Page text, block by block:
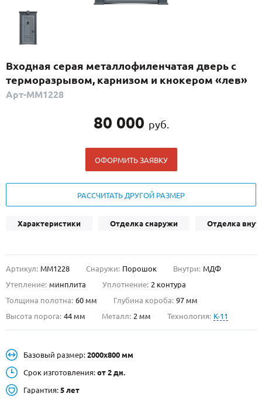
(29)
ПО НАЗНАЧЕНИЮ
ПО КОНСТРУКЦИИ
О НАС
Металлические двери от производителя с доставкой и установкой в
Москве и МО
НАЙТИ:
Входная серая металлофиленчатая дверь с
терморазрывом, карнизом и кнокером «лев»
Арт-ММ1228
80 000 руб.
ОФОРМИТЬ ЗАЯВКУ
РАССЧИТАТЬ ДРУГОЙ РАЗМЕР
Характеристики Отделка снаружи Отделка
Артикул: ММ1228 Снаружи: Порошок Внутри: МДФ
Утепление: минплита Уплотнение: 2 контура
Толщина полотна: 60 мм Глубина короба: 97 мм
Высота порога: 44 мм Металл: 2 мм Технология: K-11
Базовый размер: 2000х800 мм
Срок изготовления: от 2 дн.
Гарантия: 5 лет